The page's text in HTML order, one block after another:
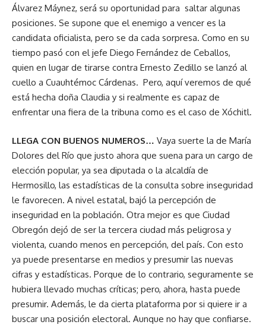
Álvarez Máynez, será su oportunidad para saltar algunas
posiciones. Se supone que el enemigo a vencer es la
candidata oficialista, pero se da cada sorpresa. Como en su
tiempo pasó con el jefe Diego Fernández de Ceballos,
quien en lugar de tirarse contra Ernesto Zedillo se lanzó al
cuello a Cuauhtémoc Cárdenas. Pero, aquí veremos de qué
está hecha doña Claudia y si realmente es capaz de
enfrentar una fiera de la tribuna como es el caso de Xóchitl.
LLEGA CON BUENOS NUMEROS… Vaya suerte la de María
Dolores del Río que justo ahora que suena para un cargo de
elección popular, ya sea diputada o la alcaldía de
Hermosillo, las estadísticas de la consulta sobre inseguridad
le favorecen. A nivel estatal, bajó la percepción de
inseguridad en la población. Otra mejor es que Ciudad
Obregón dejó de ser la tercera ciudad más peligrosa y
violenta, cuando menos en percepción, del país. Con esto
ya puede presentarse en medios y presumir las nuevas
cifras y estadísticas. Porque de lo contrario, seguramente se
hubiera llevado muchas críticas; pero, ahora, hasta puede
presumir. Además, le da cierta plataforma por si quiere ir a
buscar una posición electoral. Aunque no hay que confiarse.